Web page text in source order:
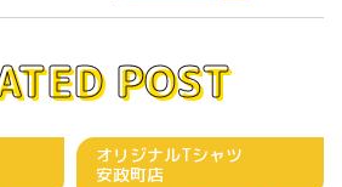
POST
オリジナルTシャツ
安政町店